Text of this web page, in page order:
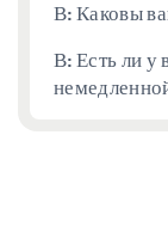
В: Каковы
В: Есть ли у